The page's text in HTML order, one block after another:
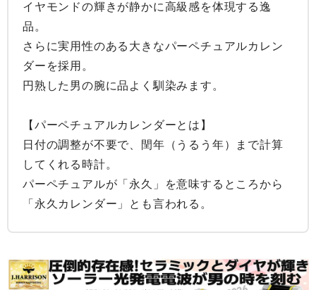
イヤモンドの輝きが静かに高級感を体現する逸
品。
さらに実用性のある大きなパーペチュアルカレン
ダーを採用。
円熟した男の腕に品よく馴染みます。
【パーペチュアルカレンダーとは】
日付の調整が不要で、閏年（うるう年）まで計算
してくれる時計。
パーペチュアルが「永久」を意味するところから
「永久カレンダー」とも言われる。